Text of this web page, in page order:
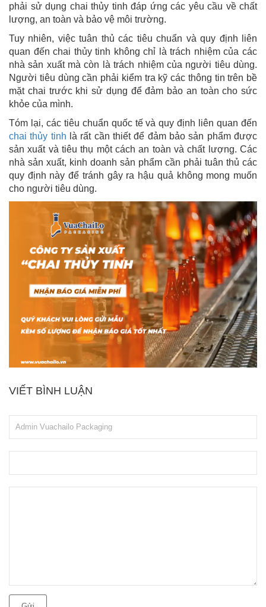
phải sử dụng chai thủy tinh đáp ứng các yêu cầu về chất
lượng, an toàn và bảo vệ môi trường.
Tuy nhiên, việc tuân thủ các tiêu chuẩn và quy định liên
quan đến chai thủy tinh không chỉ là trách nhiệm của các
nhà sản xuất mà còn là trách nhiệm của người tiêu dùng.
Người tiêu dùng cần phải kiểm tra kỹ các thông tin trên bề
mặt chai trước khi sử dụng để đảm bảo an toàn cho sức
khỏe của mình.
Tóm lại, các tiêu chuẩn quốc tế và quy định liên quan đến
chai thủy tinh là rất cần thiết để đảm bảo sản phẩm được
sản xuất và tiêu thụ một cách an toàn và chất lượng. Các
nhà sản xuất, kinh doanh sản phẩm cần phải tuân thủ các
quy định này để tránh gây ra hậu quả không mong muốn
cho người tiêu dùng.
VIẾT BÌNH LUẬN